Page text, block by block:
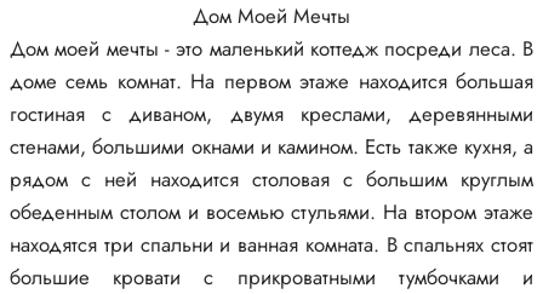
Дом Моей Мечты
Дом моей мечты - это маленький коттедж посреди леса. В
доме семь комнат. На первом этаже находится большая
гостиная с диваном, двумя креслами, деревянными
стенами, большими окнами и камином. Есть также кухня, а
рядом с ней находится столовая с большим круглым
обеденным столом и восемью стульями. На втором этаже
находятся три спальни и ванная комната. В спальнях стоят
большие кровати с прикроватными тумбочками и